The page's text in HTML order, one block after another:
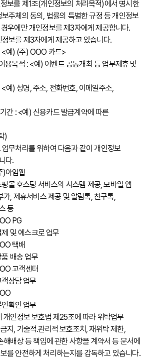
보를 제1조(개인정보의 처리목적)에서 명시한
주체의 동의, 법률의 특별한 규정 등 개인정보
우에만 개인정보를 제3자에게 제공합니다.
보를 제3자에게 제공하고 있습니다.
<예) (주) OOO 카드>
용목적 : <예) 이벤트 공동개최 등 업무제휴 및
예) 성명, 주소, 전화번호, 이메일주소,
간 : <예) 신용카드 발급계약에 따른
)
무처리를 위하여 다음과 같이 개인정보
다.
)아임웹
몰 호스팅 서비스의 시스템 제공, 모바일 앱
가, 제휴서비스 제공 및 알림톡, 친구톡,
등
PG
및 에스크로 업무
택배
배송 업무
고객센터
상담 업무
확인 업무
인정보 보호법 제25조에 따라 위탁업무
지, 기술적․관리적 보호조치, 재위탁 제한,
해배상 등 책임에 관한 사항을 계약서 등 문서에
를 안전하게 처리하는지를 감독하고 있습니다.